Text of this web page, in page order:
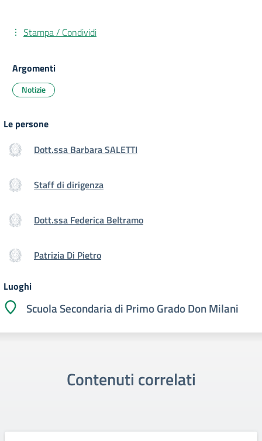
Stampa / Condividi
Argomenti
Notizie
Le persone
Dott.ssa Barbara SALETTI
Staff di dirigenza
Dott.ssa Federica Beltramo
Patrizia Di Pietro
Luoghi
Scuola Secondaria di Primo Grado Don Milani
Contenuti correlati